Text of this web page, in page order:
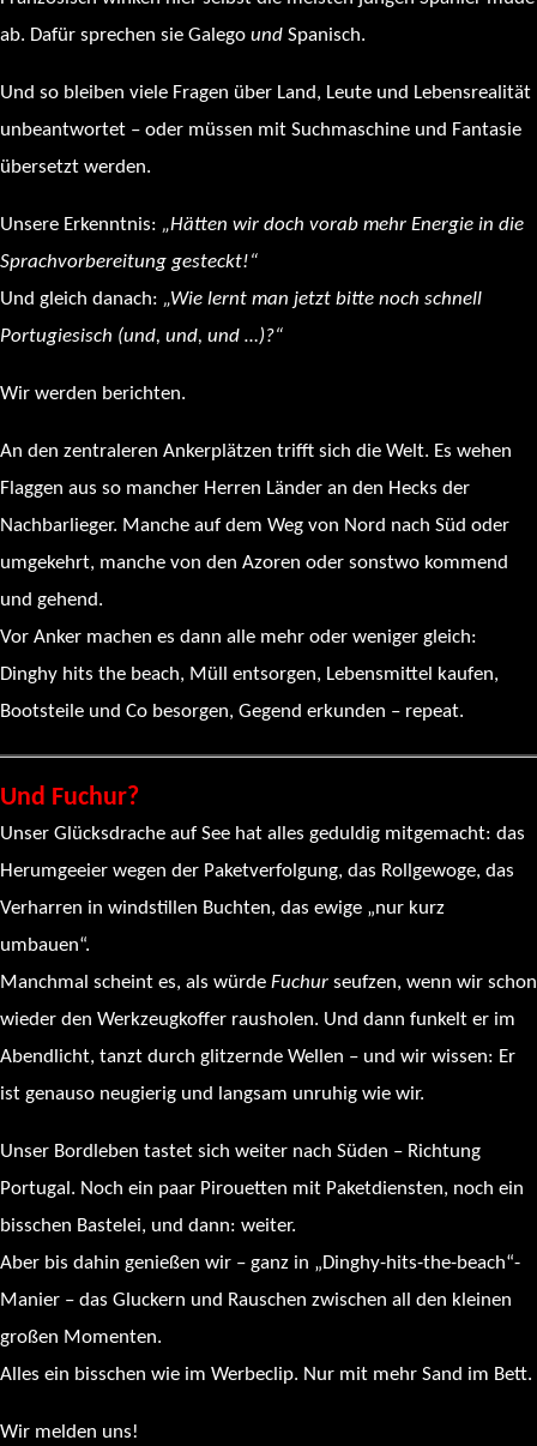
ab. Dafür sprechen sie Galego und Spanisch.
Und so bleiben viele Fragen über Land, Leute und Lebensrealität
unbeantwortet – oder müssen mit Suchmaschine und Fantasie
übersetzt werden.
Unsere Erkenntnis: „Hätten wir doch vorab mehr Energie in die
Sprachvorbereitung gesteckt!“
Und gleich danach: „Wie lernt man jetzt bitte noch schnell
Portugiesisch (und, und, und …)?“
Wir werden berichten.
An den zentraleren Ankerplätzen trifft sich die Welt. Es wehen
Flaggen aus so mancher Herren Länder an den Hecks der
Nachbarlieger. Manche auf dem Weg von Nord nach Süd oder
umgekehrt, manche von den Azoren oder sonstwo kommend
und gehend.
Vor Anker machen es dann alle mehr oder weniger gleich:
Dinghy hits the beach, Müll entsorgen, Lebensmittel kaufen,
Bootsteile und Co besorgen, Gegend erkunden – repeat.
Und Fuchur?
Unser Glücksdrache auf See hat alles geduldig mitgemacht: das
Herumgeeier wegen der Paketverfolgung, das Rollgewoge, das
Verharren in windstillen Buchten, das ewige „nur kurz
umbauen“.
Manchmal scheint es, als würde Fuchur seufzen, wenn wir schon
wieder den Werkzeugkoffer rausholen. Und dann funkelt er im
Abendlicht, tanzt durch glitzernde Wellen – und wir wissen: Er
ist genauso neugierig und langsam unruhig wie wir.
Unser Bordleben tastet sich weiter nach Süden – Richtung
Portugal. Noch ein paar Pirouetten mit Paketdiensten, noch ein
bisschen Bastelei, und dann: weiter.
Aber bis dahin genießen wir – ganz in „Dinghy-hits-the-beach“-
Manier – das Gluckern und Rauschen zwischen all den kleinen
großen Momenten.
Alles ein bisschen wie im Werbeclip. Nur mit mehr Sand im Bett.
Wir melden uns!